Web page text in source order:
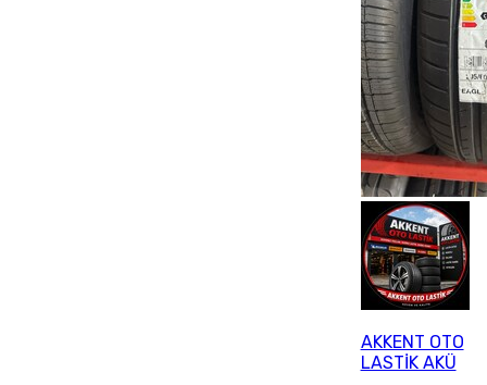
AKKENT OTO
LASTİK AKÜ